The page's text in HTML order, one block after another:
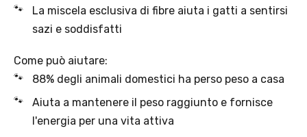
La miscela esclusiva di fibre aiuta i gatti a sentirsi
sazi e soddisfatti
Come può aiutare:
88% degli animali domestici ha perso peso a casa
Aiuta a mantenere il peso raggiunto e fornisce
l'energia per una vita attiva
Offerta valida solo con consegna InPost, fino al 16
Regole dell’offerta